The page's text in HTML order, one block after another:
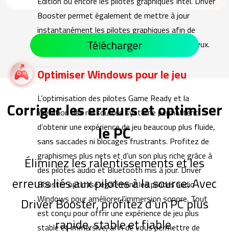
Booster permet également de mettre à jour
instantanément les pilotes graphiques afin de
garantir les meilleures performances dans les jeux.
Optimiser Windows pour le jeu
L’optimisation des pilotes Game Ready et la
libération des ressources système permettent
d’obtenir une expérience de jeu beaucoup plus fluide,
sans saccades ni blocages frustrants. Profitez de
graphismes plus nets et d’un son plus riche grâce à
des pilotes audio et Bluetooth mis à jour. Driver
Booster optimise également les pilotes audio
Windows pour améliorer l’immersion sonore. Tout
est conçu pour offrir une expérience de jeu plus
stable et immersive, afin de vous permettre de
Télécharger
Corriger les erreurs et optimiser
le PC
Éliminez les ralentissements et les
erreurs liés aux pilotes à la source. Avec
Driver Booster, profitez d’un PC plus
rapide, stable et fiable.